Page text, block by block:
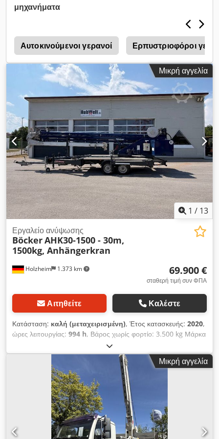
Κινητήρας ντίζελ Cedpfx Ajzpw Nxogyeha • Όλες οι
λειτουργίες του γερανού ελέγχονται υπό φορτίο • Πλήρως
υδραυλικό αναδιπλούμενο άκρο • Δυνατότητα χρήσης ως
μηχανήματα
Αυτοκινούμενοι γερανοί Ερπυστριοφόροι
Μικρή αγγελία
1 / 13
Holzheim 1.373 km
Εργαλείο ανύψωσης
BöckerAHK30-1500 - 30m,
1500kg, Anhängerkran
69.900 €
σταθερή τιμή συν ΦΠΑ
Αιτηθείτε Καλέστε
Κατάσταση: καλή (μεταχειρισμένη), Έτος κατασκευής: 2020,
ώρες λειτουργίας: 994 h, Βάρος χωρίς φορτίο: 3.500 kg Μάρκα
κινητήρα: Honda Ικανότητα ανύψωσης: 1.500 kg Ύψος
ανύψωσης: 3.000 cm Σήμανση CE: ναι Τεχνική κατάσταση:
καλή Οπτική κατάσταση: καλή Διαστάσεις μεταφοράς (Μ x Π x
Υ): 9,35 m / 2,36 m / 2,54 m Επικοινωνήστε με τον Tobias
Mayr για περισσότερες πληροφορίες. Böcker AHK30-1500 -
30m, 1.500kg, Έτος κατασκευής 2020 Ρυμουλκούμενος
γερανός Από πρώτο χέρι με λίγες ώρες λειτουργίας Ο
ρυμουλκούμενος γερανός AHK 30 προσφέρει, με την
αποδεδειγμένη του σχεδίαση και αξιόπιστη τεχνολογία ελέγχου,
την είσοδο στην τεχνολογία γερανών Böcker. Φτάνει μήκη
Μικρή αγγελία